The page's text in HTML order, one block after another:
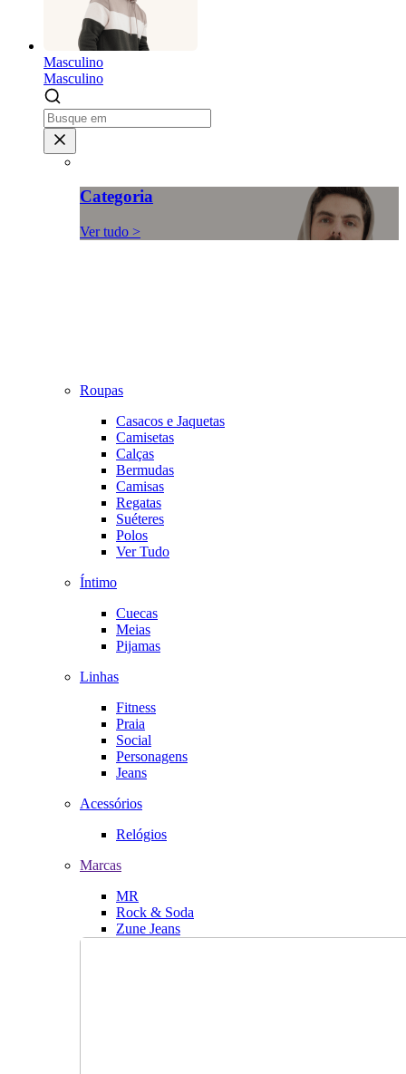
Masculino
Masculino
Categoria
Ver tudo >
Roupas
Casacos e Jaquetas
Camisetas
Calças
Bermudas
Camisas
Regatas
Suéteres
Polos
Ver Tudo
Íntimo
Cuecas
Meias
Pijamas
Linhas
Fitness
Praia
Social
Personagens
Jeans
Acessórios
Relógios
Marcas
MR
Rock & Soda
Zune Jeans